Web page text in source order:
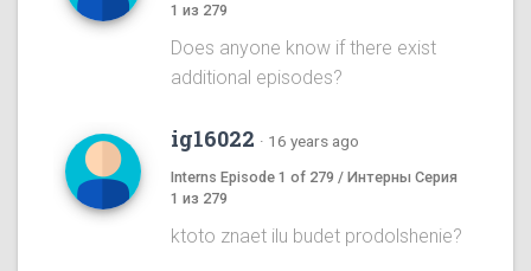
1 из 279
Does anyone know if there exist
additional episodes?
ig16022 · 16 years ago
Interns Episode 1 of 279 / Интерны Серия
1 из 279
ktoto znaet ilu budet prodolshenie?